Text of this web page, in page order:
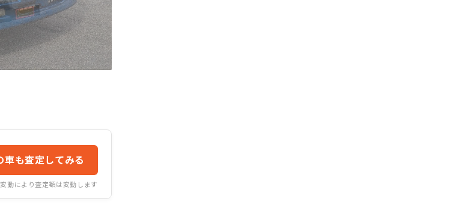
車も査定してみる
動により査定額は変動します